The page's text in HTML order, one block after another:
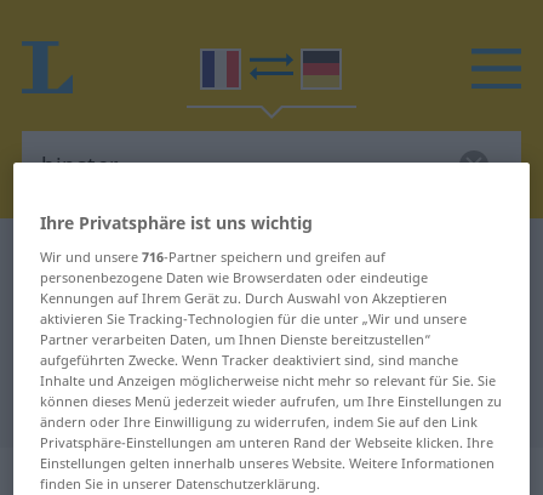
Französisch-Deutsch Wörterbuch hipster
Französisch-Deutsch Übersetzung
für "hipster"
"hipster" Deutsch Übersetzung
„hipster“: masculin
Ihre Privatsphäre ist uns wichtig
Wir und unsere716-Partner speichern und greifen auf
personenbezogene Daten wie Browserdaten oder eindeutige
Kennungen auf Ihrem Gerät zu. Durch Auswahl von Akzeptieren
aktivieren Sie Tracking-Technologien für die unter „Wir und unsere
Partner verarbeiten Daten, um Ihnen Dienste bereitzustellen“
aufgeführten Zwecke. Wenn Tracker deaktiviert sind, sind manche
Inhalte und Anzeigen möglicherweise nicht mehr so relevant für Sie. Sie
können dieses Menü jederzeit wieder aufrufen, um Ihre Einstellungen zu
ändern oder Ihre Einwilligung zu widerrufen, indem Sie auf den Link
Privatsphäre-Einstellungen am unteren Rand der Webseite klicken. Ihre
Einstellungen gelten innerhalb unseres Website. Weitere Informationen
finden Sie in unserer Datenschutzerklärung.